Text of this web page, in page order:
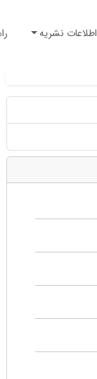
اطلاعات نشریه